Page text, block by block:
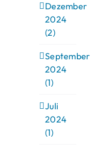
Dezember
2024
(2)
September
2024
(1)
Juli
2024
(1)